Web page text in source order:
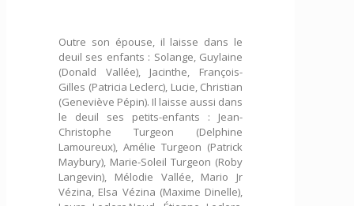
Outre son épouse, il laisse dans le
deuil ses enfants : Solange, Guylaine
(Donald Vallée), Jacinthe, François-
Gilles (Patricia Leclerc), Lucie, Christian
(Geneviève Pépin). Il laisse aussi dans
le deuil ses petits-enfants : Jean-
Christophe Turgeon (Delphine
Lamoureux), Amélie Turgeon (Patrick
Maybury), Marie-Soleil Turgeon (Roby
Langevin), Mélodie Vallée, Mario Jr
Vézina, Elsa Vézina (Maxime Dinelle),